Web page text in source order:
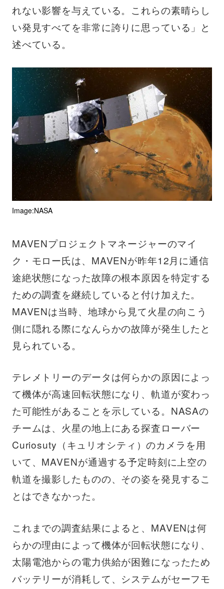
れない影響を与えている。これらの素晴らし
い発見すべてを非常に誇りに思っている」と
述べている。
Image:NASA
MAVENプロジェクトマネージャーのマイ
ク・モロー氏は、MAVENが昨年12月に通信
途絶状態になった故障の根本原因を特定する
ための調査を継続していると付け加えた。
MAVENは当時、地球から見て火星の向こう
側に隠れる際になんらかの故障が発生したと
見られている。
テレメトリーのデータは何らかの原因によっ
て機体が高速回転状態になり、軌道が変わっ
た可能性があることを示している。NASAの
チームは、火星の地上にある探査ローバー
Curiosuty（キュリオシティ）のカメラを用
いて、MAVENが通過する予定時刻に上空の
軌道を撮影したものの、その姿を発見するこ
とはできなかった。
これまでの調査結果によると、MAVENは何
らかの理由によって機体が回転状態になり、
太陽電池からの電力供給が困難になったため
バッテリーが消耗して、システムがセーフモ